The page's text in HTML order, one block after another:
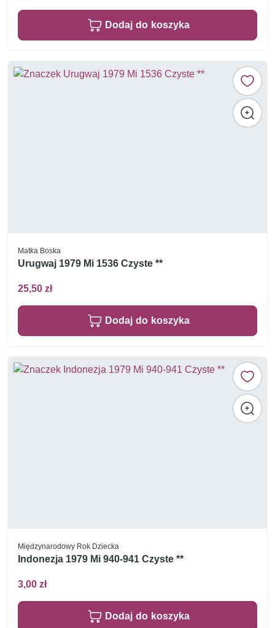
Dodaj do koszyka
Matka Boska
Urugwaj 1979 Mi 1536 Czyste **
25,50 zł
Dodaj do koszyka
Międzynarodowy Rok Dziecka
Indonezja 1979 Mi 940-941 Czyste **
3,00 zł
Dodaj do koszyka